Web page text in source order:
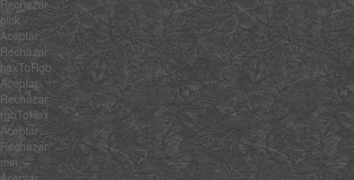
Rechazar
pick
Aceptar
Rechazar
hexToRgb
Aceptar
Rechazar
rgbToHex
Aceptar
Rechazar
min